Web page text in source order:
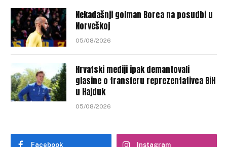
Nekadašnji golman Borca na posudbi u
Norveškoj
05/08/2026
Hrvatski mediji ipak demantovali
glasine o transferu reprezentativca BiH
u Hajduk
05/08/2026
Facebook Instagram